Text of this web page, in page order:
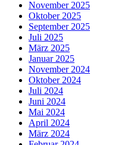
November 2025
Oktober 2025
September 2025
Juli 2025
März 2025
Januar 2025
November 2024
Oktober 2024
Juli 2024
Juni 2024
Mai 2024
April 2024
März 2024